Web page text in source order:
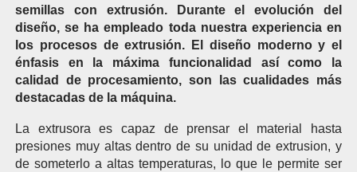
semillas con extrusión. Durante el evolución del
diseño, se ha empleado toda nuestra experiencia en
los procesos de extrusión. El diseño moderno y el
énfasis en la máxima funcionalidad así como la
calidad de procesamiento, son las cualidades más
destacadas de la máquina.
La extrusora es capaz de prensar el material hasta
presiones muy altas dentro de su unidad de extrusion, y
de someterlo a altas temperaturas, lo que le permite ser